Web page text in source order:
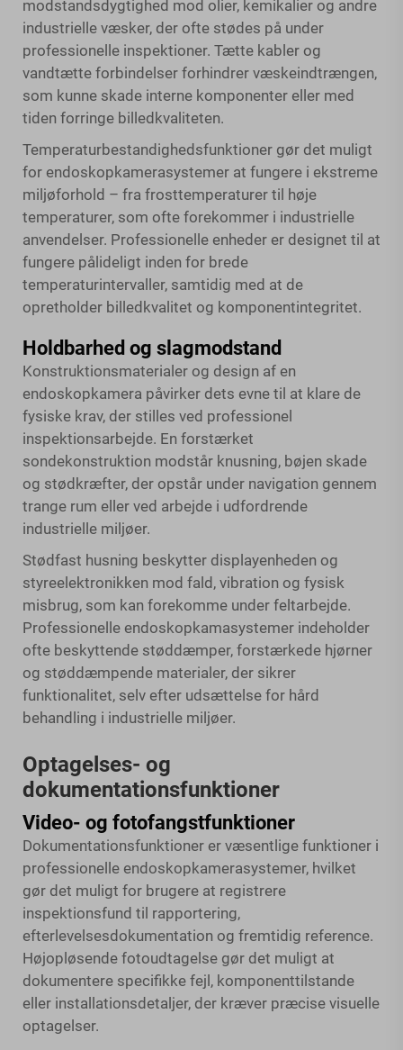
modstandsdygtighed mod olier, kemikalier og andre
industrielle væsker, der ofte stødes på under
professionelle inspektioner. Tætte kabler og
vandtætte forbindelser forhindrer væskeindtrængen,
som kunne skade interne komponenter eller med
tiden forringe billedkvaliteten.
Temperaturbestandighedsfunktioner gør det muligt
for endoskopkamerasystemer at fungere i ekstreme
miljøforhold – fra frosttemperaturer til høje
temperaturer, som ofte forekommer i industrielle
anvendelser. Professionelle enheder er designet til at
fungere pålideligt inden for brede
temperaturintervaller, samtidig med at de
opretholder billedkvalitet og komponentintegritet.
Holdbarhed og slagmodstand
Konstruktionsmaterialer og design af en
endoskopkamera påvirker dets evne til at klare de
fysiske krav, der stilles ved professionel
inspektionsarbejde. En forstærket
sondekonstruktion modstår knusning, bøjen skade
og stødkræfter, der opstår under navigation gennem
trange rum eller ved arbejde i udfordrende
industrielle miljøer.
Stødfast husning beskytter displayenheden og
styreelektronikken mod fald, vibration og fysisk
misbrug, som kan forekomme under feltarbejde.
Professionelle endoskopkamasystemer indeholder
ofte beskyttende støddæmper, forstærkede hjørner
og støddæmpende materialer, der sikrer
funktionalitet, selv efter udsættelse for hård
behandling i industrielle miljøer.
Optagelses- og
dokumentationsfunktioner
Video- og fotofangstfunktioner
Dokumentationsfunktioner er væsentlige funktioner i
professionelle endoskopkamerasystemer, hvilket
gør det muligt for brugere at registrere
inspektionsfund til rapportering,
efterlevelsesdokumentation og fremtidig reference.
Højopløsende fotoudtagelse gør det muligt at
dokumentere specifikke fejl, komponenttilstande
eller installationsdetaljer, der kræver præcise visuelle
optagelser.